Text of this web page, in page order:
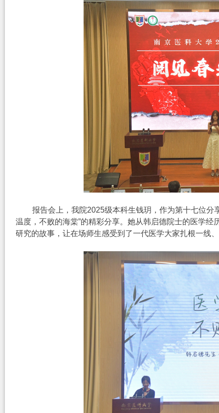
报告会上，我院2025级本科生钱玥，作为第十七位
温度，不败的海棠”的精彩分享。她从韩启德院士的医学经
研究的故事，让在场师生感受到了一代医学大家扎根一线